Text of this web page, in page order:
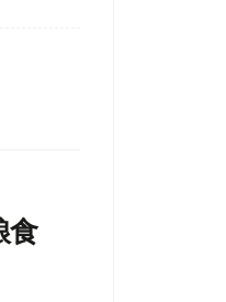
食